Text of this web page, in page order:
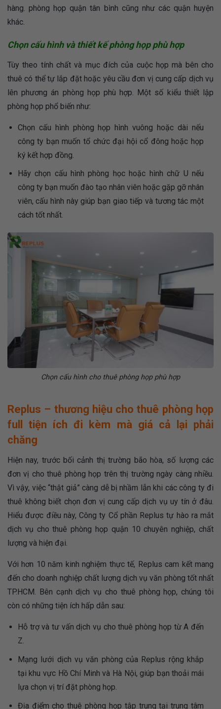
hàng. phòng họp quận tân bình cũng như các quận huyện
khác.
Chọn cấu hình và thiết kế phòng họp phù hợp
Tùy theo tính chất và mục đích của cuộc họp mà bên cho
thuê có thể tự lắp đặt hoặc yêu cầu đơn vị cung cấp dịch vụ
lên phương án phòng họp phù hợp. Một số kiểu thiết lập
phòng họp phổ biến như:
Chọn cấu hình phòng họp hình vuông hoặc dài nếu
công ty bạn muốn tổ chức đại hội cổ đông hoặc họp
ký kết hợp đồng.
Hãy chọn cấu hình phòng học hoặc hình chữ U nếu
công ty bạn muốn đào tạo nhân viên hoặc gặp gỡ nhân
viên, cấu hình này giúp bạn giao tiếp và tương tác một
cách tốt nhất.
Chọn cấu hình cho thuê phòng họp phù hợp
Replus – thương hiệu cho thuê phòng họp
full tiện ích đi kèm mà giá cả lại phải
chăng
Hiện nay, trước bối cảnh thị trường bão hòa, số lượng các
đơn vị cho thuê phòng họp trên thị trường ngày càng nhiều.
Vì vậy, việc “thật giả” càng dễ bị nhầm lẫn khi các công ty đi
thuê không biết chọn đơn vị cung cấp dịch vụ uy tín ở đâu.
Hiểu được điều này, Công ty Cổ phần Replus tự hào ra mắt
dịch vụ cho thuê phòng họp quận 10 chuyên nghiệp, chất
lượng và hiện đại.
Với hơn 10 năm kinh nghiệm thực tế, Replus cam kết mang
đến cho doanh nghiệp chất lượng dịch vụ văn phòng tốt nhất
TP.HCM. Bên cạnh dịch vụ cho thuê phòng họp, chúng tôi
còn có những tiện ích hấp dẫn sau:
Hỗ trợ và tư vấn dịch vụ cho thuê phòng họp từ A đến
Z.
Mạng lưới dịch vụ văn phòng của Replus rộng khắp
tại khu vực Hồ Chí Minh và Hà Nội, giúp bạn thoải mái
lựa chọn vị trí đặt phòng họp.
Địa điểm cho thuê phòng họp tập trung tại trung tâm